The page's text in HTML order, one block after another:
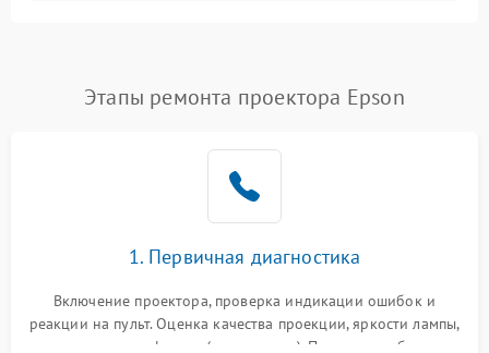
Нестабильная яркость или
контраст
4000 ₽ Подробнее →
Неравномерная подсветка
автоматическая коррекция
трапеции (Keystone)
Проблемы с
масштабированием
Подробнее →
Этапы ремонта проектора Epson
1. Первичная диагностика
Включение проектора, проверка индикации ошибок и
реакции на пульт. Оценка качества проекции, яркости лампы,
наличия артефактов (точки, пятна). Проверка работы